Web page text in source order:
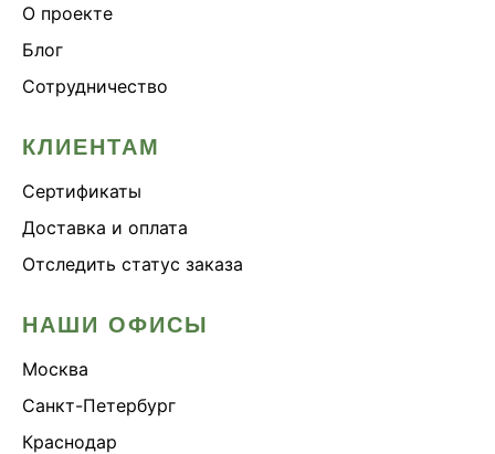
О проекте
Блог
Сотрудничество
КЛИЕНТАМ
Сертификаты
Доставка и оплата
Отследить статус заказа
НАШИ ОФИСЫ
Москва
Санкт-Петербург
Краснодар